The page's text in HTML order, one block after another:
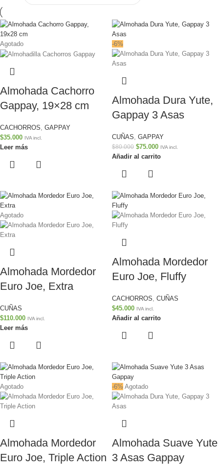
Agotado
Almohada Cachorro
Gappay, 19×28 cm
CACHORROS GAPPAY
$35.000 IVA incl.
Leer más
-6%
Almohada Dura Yute,
Gappay 3 Asas
CUÑAS, GAPPAY
$80.000 $75.000 IVA incl.
Añadir al carrito
Agotado
Almohada Mordedor
Euro Joe, Extra
CUÑAS
$110.000 IVA incl.
Leer más
Almohada Mordedor
Euro Joe, Fluffy
CACHORROS, CUÑAS
$45.000 IVA incl.
Añadir al carrito
Agotado
Almohada Mordedor
Euro Joe, Triple Action
-6% Agotado
Almohada Suave Yute
3 Asas Gappay